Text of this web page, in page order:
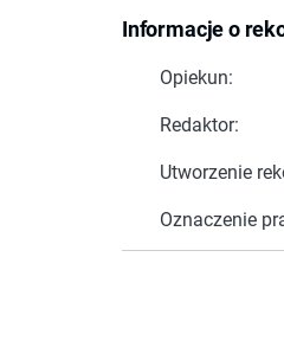
Informacje o
Opiekun:
Redaktor:
Utworzenie
Oznaczenie